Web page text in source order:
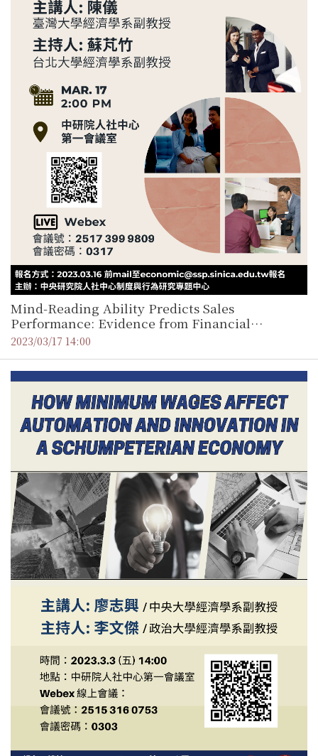
Mind-Reading Ability Predicts Sales
Performance: Evidence from Financial
Consultants
2023/03/17 14:00